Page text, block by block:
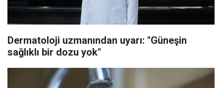
Dermatoloji uzmanından uyarı: "Güneşin
sağlıklı bir dozu yok"